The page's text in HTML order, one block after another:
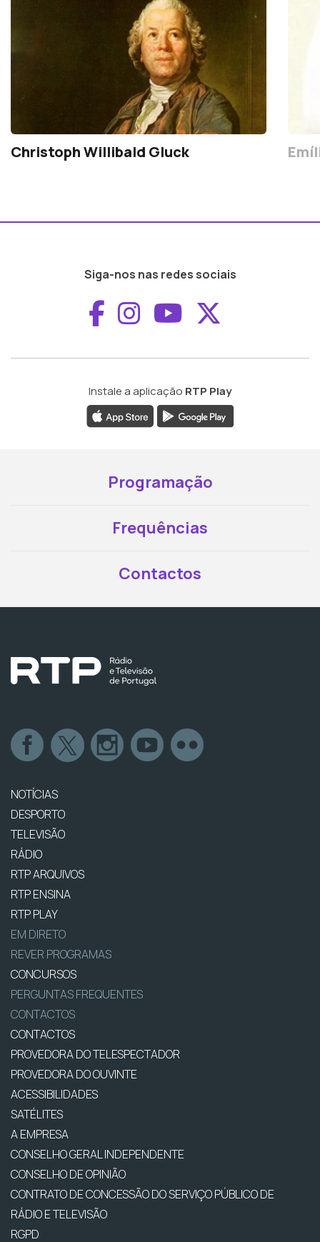
Christoph Willibald Gluck
Siga-nos nas redes sociais
Aceder ao
Aceder ao
Aceder ao
Instale a aplicação RTP Play
Programação
Frequências
Contactos
NOTÍCIAS
DESPORTO
TELEVISÃO
RÁDIO
RTP ARQUIVOS
RTP ENSINA
RTP PLAY
EM DIRETO
REVER PROGRAMAS
CONCURSOS
PERGUNTAS FREQUENTES
CONTACTOS
CONTACTOS
PROVEDORA DO TELESPECTADOR
PROVEDORA DO OUVINTE
ACESSIBILIDADES
SATÉLITES
A EMPRESA
CONSELHO GERAL INDEPENDENTE
CONSELHO DE OPINIÃO
CONTRATO DE CONCESSÃO DO SERVIÇO PÚBLICO DE
RÁDIO E TELEVISÃO
RGPD